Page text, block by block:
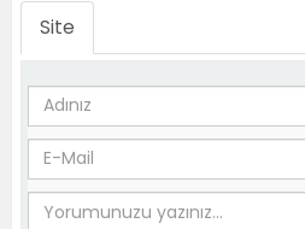
Site